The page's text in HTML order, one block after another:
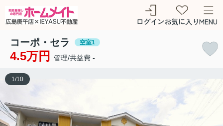
ログインお気に入りMENU
コーポ・セラ 空室1
4.5万円 管理/共益費 -
1 /10